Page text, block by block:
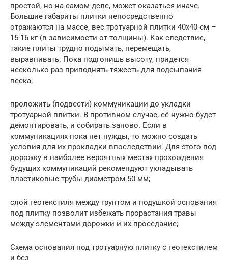
простой, но на самом деле, может оказаться иначе.
Большие габариты плитки непосредственно
отражаются на массе, вес тротуарной плитки 40х40 см –
15-16 кг (в зависимости от толщины). Как следствие,
такие плиты трудно подымать, перемещать,
выравнивать. Пока подгонишь высоту, придется
несколько раз приподнять тяжесть для подсыпания
песка;
проложить (подвести) коммуникации до укладки
тротуарной плитки. В противном случае, её нужно будет
демонтировать, и собирать заново. Если в
коммуникациях пока нет нужды, то можно создать
условия для их прокладки впоследствии. Для этого под
дорожку в наиболее вероятных местах прохождения
будущих коммуникаций рекомендуют укладывать
пластиковые трубы диаметром 50 мм;
слой геотекстиля между грунтом и подушкой основания
под плитку позволит избежать прорастания травы
между элементами дорожки и их проседание;
Схема основания под тротуарную плитку с геотекстилем
и без